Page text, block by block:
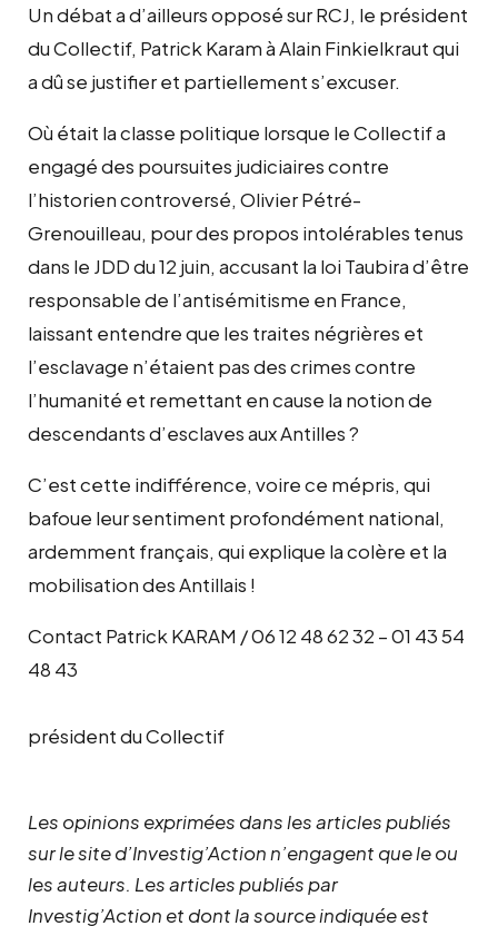
Un débat a d’ailleurs opposé sur RCJ, le président
du Collectif, Patrick Karam à Alain Finkielkraut qui
a dû se justifier et partiellement s’excuser.
Où était la classe politique lorsque le Collectif a
engagé des poursuites judiciaires contre
l’historien controversé, Olivier Pétré-
Grenouilleau, pour des propos intolérables tenus
dans le JDD du 12 juin, accusant la loi Taubira d’être
responsable de l’antisémitisme en France,
laissant entendre que les traites négrières et
l’esclavage n’étaient pas des crimes contre
l’humanité et remettant en cause la notion de
descendants d’esclaves aux Antilles ?
C’est cette indifférence, voire ce mépris, qui
bafoue leur sentiment profondément national,
ardemment français, qui explique la colère et la
mobilisation des Antillais !
Contact Patrick KARAM / 06 12 48 62 32 – 01 43 54
48 43
président du Collectif
Les opinions exprimées dans les articles publiés
sur le site d’Investig’Action n’engagent que le ou
les auteurs. Les articles publiés par
Investig’Action et dont la source indiquée est